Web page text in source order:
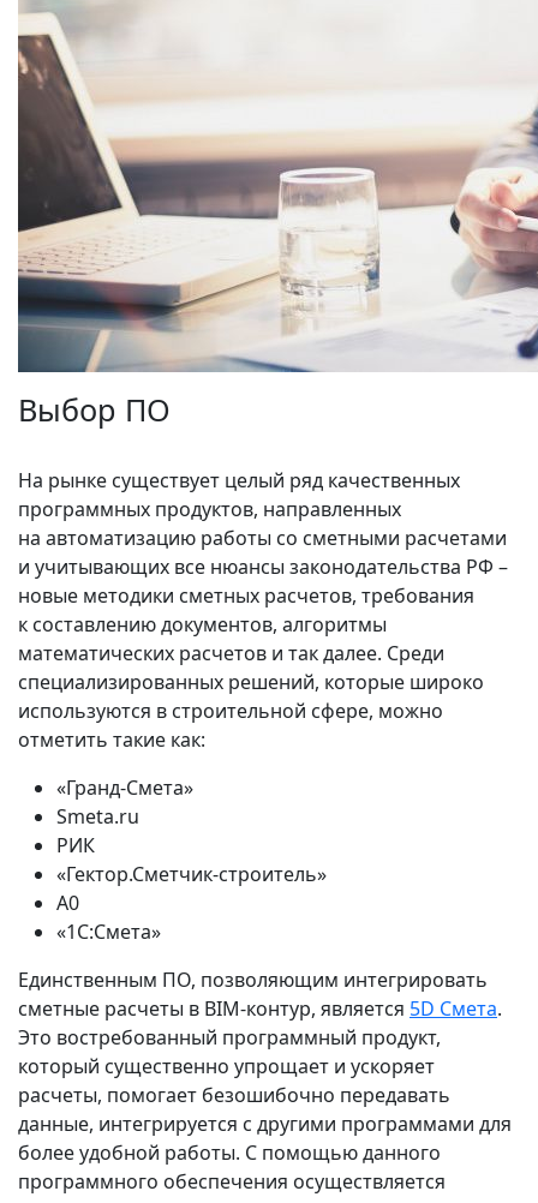
Выбор ПО
На рынке существует целый ряд качественных
программных продуктов, направленных
на автоматизацию работы со сметными расчетами
и учитывающих все нюансы законодательства РФ –
новые методики сметных расчетов, требования
к составлению документов, алгоритмы
математических расчетов и так далее. Среди
специализированных решений, которые широко
используются в строительной сфере, можно
отметить такие как:
«Гранд‑Смета»
Smeta.ru
РИК
«Гектор.Сметчик‑строитель»
А0
«1С:Смета»
Единственным ПО, позволяющим интегрировать
сметные расчеты в BIM‑контур, является 5D Смета.
Это востребованный программный продукт,
который существенно упрощает и ускоряет
расчеты, помогает безошибочно передавать
данные, интегрируется с другими программами для
более удобной работы. С помощью данного
программного обеспечения осуществляется